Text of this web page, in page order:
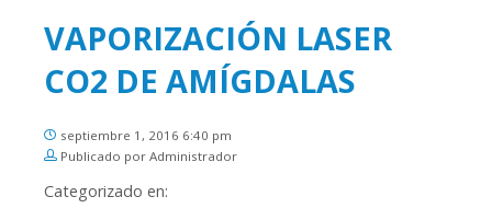
VAPORIZACIÓN LASER
CO2 DE AMÍGDALAS
septiembre 1, 2016 6:40 pm
Publicado por Administrador
Categorizado en: